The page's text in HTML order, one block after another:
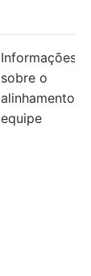
Informações
sobre o
alinhamento
equipe